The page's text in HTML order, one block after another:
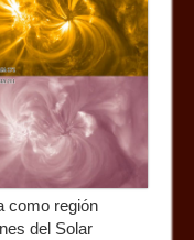
como región
del Solar